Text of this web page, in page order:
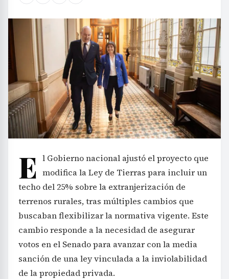
E l Gobierno nacional ajustó el proyecto que
modifica la Ley de Tierras para incluir un
techo del 25% sobre la extranjerización de
terrenos rurales, tras múltiples cambios que
buscaban flexibilizar la normativa vigente. Este
cambio responde a la necesidad de asegurar
votos en el Senado para avanzar con la media
sanción de una ley vinculada a la inviolabilidad
de la propiedad privada.